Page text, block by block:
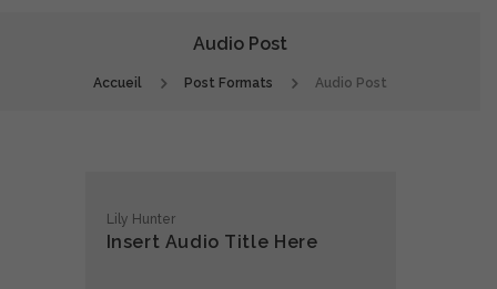
Audio Post
Accueil Post Formats Audio Post
Lily Hunter
Insert Audio Title Here